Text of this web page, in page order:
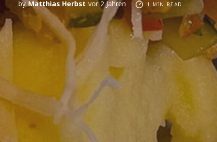
by Matthias Herbst vor 2 Jahren 1 MIN READ